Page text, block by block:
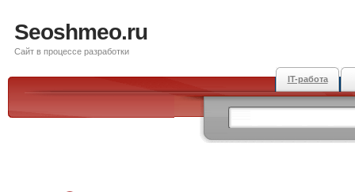
Seoshmeo.ru
Сайт в процессе разработки
IT-работа